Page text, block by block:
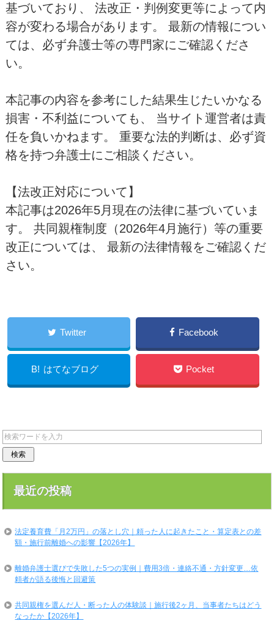
基づいており、 法改正・判例変更等によって内
容が変わる場合があります。 最新の情報につい
ては、必ず弁護士等の専門家にご確認くださ
い。
本記事の内容を参考にした結果生じたいかなる
損害・不利益についても、 当サイト運営者は責
任を負いかねます。 重要な法的判断は、必ず資
格を持つ弁護士にご相談ください。
【法改正対応について】
本記事は2026年5月現在の法律に基づいていま
す。 共同親権制度（2026年4月施行）等の重要
改正については、 最新の法律情報をご確認くだ
さい。
Twitter Facebook
B! はてなブログ Pocket
最近の投稿
法定養育費「月2万円」の落とし穴｜頼った人に起きたこと・算定表との差
額・施行前離婚への影響【2026年】
離婚弁護士選びで失敗した5つの実例｜費用3倍・連絡不通・方針変更…依
頼者が語る後悔と回避策
共同親権を選んだ人・断った人の体験談｜施行後2ヶ月、当事者たちはどう
なったか【2026年】